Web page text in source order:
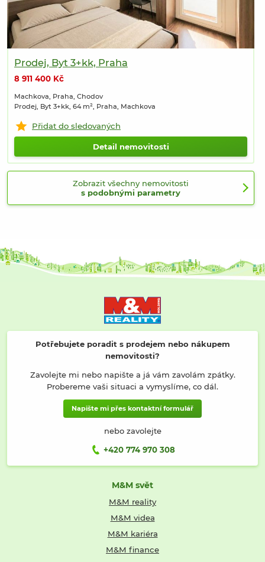
Prodej, Byt 3+kk, Praha
8 911 400 Kč
Machkova, Praha, Chodov
Prodej, Byt 3+kk, 64 m², Praha, Machkova
Přidat do sledovaných
Detail nemovitosti
Zobrazit všechny nemovitosti
s podobnými parametry
Potřebujete poradit s prodejem nebo nákupem
nemovitosti?
Zavolejte mi nebo napište a já vám zavolám zpátky.
Probereme vaši situaci a vymyslíme, co dál.
Napište mi přes kontaktní formulář
nebo zavolejte
+420 774 970 308
M&M svět
M&M reality
M&M videa
M&M kariéra
M&M finance